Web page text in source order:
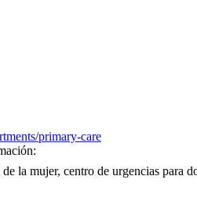
primary-care
la mujer, centro de urgencias